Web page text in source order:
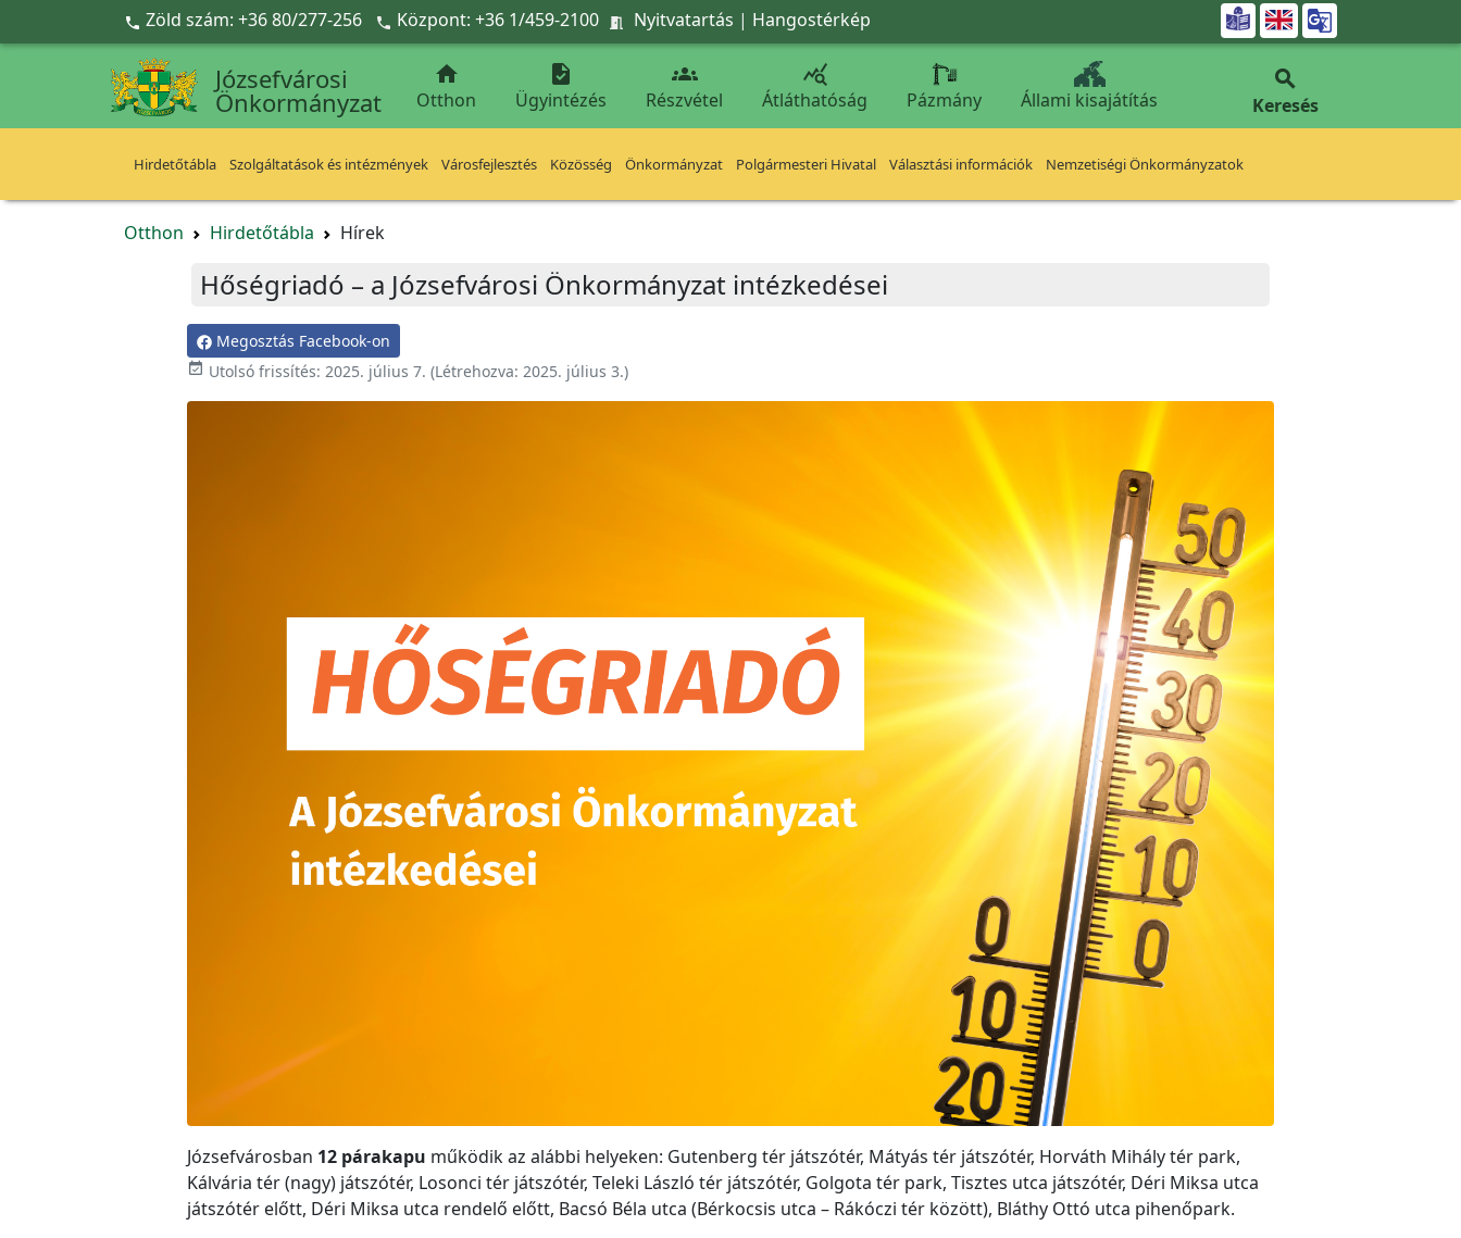
Ugrás a fő tartalomra
 Zöld szám: +36 80/277-256  Központ: +36 1/459-2100  Nyitvatartás | Hangostérkép 
Józsefvárosi
Önkormányzat

Otthon

Ügyintézés

Részvétel

Átláthatóság Pázmány Állami kisajátítás

Keresés
Hirdetőtábla Szolgáltatások és intézmények Városfejlesztés Közösség Önkormányzat Polgármesteri Hivatal Választási információk Nemzetiségi Önkormányzatok
Otthon Hirdetőtábla Hírek
Hőségriadó – a Józsefvárosi Önkormányzat intézkedései
Megosztás Facebook-on
 Utolsó frissítés: 2025. július 7. (Létrehozva: 2025. július 3.)
Józsefvárosban 12 párakapu működik az alábbi helyeken: Gutenberg tér játszótér, Mátyás tér játszótér, Horváth Mihály tér park,
Kálvária tér (nagy) játszótér, Losonci tér játszótér, Teleki László tér játszótér, Golgota tér park, Tisztes utca játszótér, Déri Miksa utca
játszótér előtt, Déri Miksa utca rendelő előtt, Bacsó Béla utca (Bérkocsis utca – Rákóczi tér között), Bláthy Ottó utca pihenőpark.